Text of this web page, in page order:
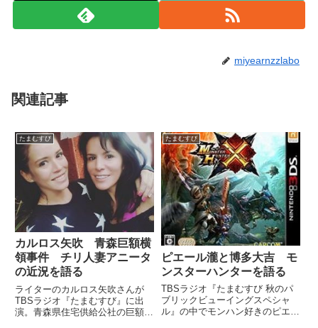
miyearnzzlabo
関連記事
たまむすび
カルロス矢吹 青森巨額横
領事件 チリ人妻アニータ
の近況を語る
ライターのカルロス矢吹さんが
TBSラジオ『たまむすび』に出
演。青森県住宅供給公社の巨額横
たまむすび
ピエール瀧と博多大吉 モ
ンスターハンターを語る
TBSラジオ『たまむすび 秋のパ
ブリックビューイングスペシャ
ル』の中でモンハン好きのピエー